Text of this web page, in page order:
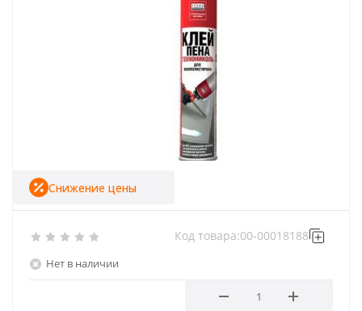
Нет в наличии
Код товара:00-00018188
Снижение цены